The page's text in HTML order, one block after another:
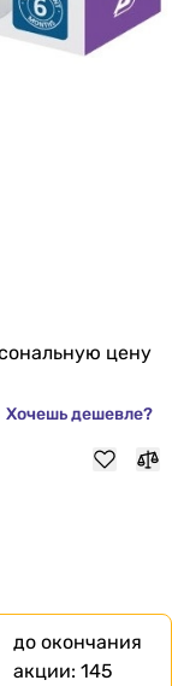
цену
Хочешь дешевле?
до окончания
акции: 145